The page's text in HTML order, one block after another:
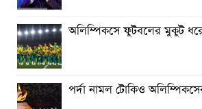
অলিম্পিকসে ফুটবলের মুকুট
পর্দা নামল টোকিও